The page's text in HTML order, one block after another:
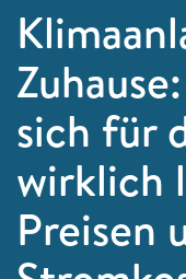
sich für
wirklich
Preisen